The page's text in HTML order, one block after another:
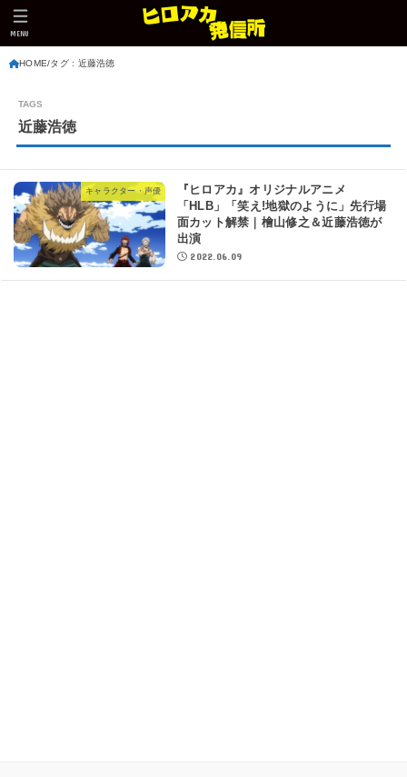
MENU
HOME タグ : 近藤浩徳
近藤浩徳
キャラクター・声優
『ヒロアカ』オリジナルアニメ
「HLB」「笑え!地獄のように」先行場
面カット解禁｜檜山修之＆近藤浩徳が
出演
2022.06.09